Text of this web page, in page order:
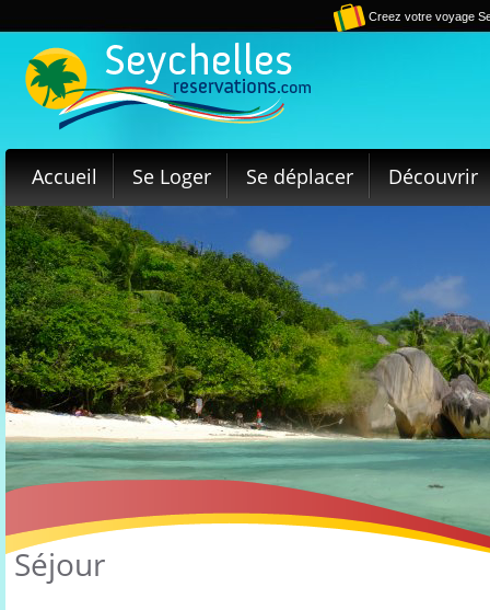
Creez votre voyage
Accueil Se Loger Se déplacer Découvrir
Séjour